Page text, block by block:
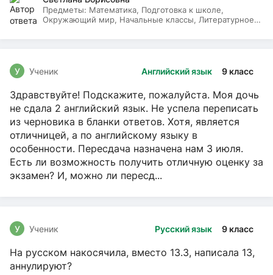
Предметы: Математика, Подготовка к школе,
Окружающий мир, Начальные классы, Литературное
Английский язык 9 класс
У Ученик
Здравствуйте! Подскажите, пожалуйста. Моя дочь
не сдала 2 английский язык. Не успела переписать
из черновика в бланки ответов. Хотя, является
отличницей, а по английскому языку в
особенности. Пересдача назначена нам 3 июля.
Есть ли возможность получить отличную оценку за
экзамен? И, можно ли пересд...
Русский язык 9 класс
У Ученик
На русском накосячила, вместо 13.3, написала 13,
аннулируют?